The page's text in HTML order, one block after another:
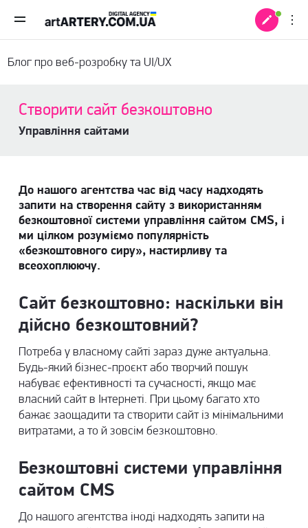
Блог про веб-розробку та UI/UX
Створити сайт безкоштовно
Управління сайтами
До нашого агентства час від часу надходять
запити на створення сайту з використанням
безкоштовної системи управління сайтом CMS, і
ми цілком розуміємо популярність
«безкоштовного сиру», настирливу та
всеохоплюючу.
Сайт безкоштовно: наскільки він
дійсно безкоштовний?
Потреба у власному сайті зараз дуже актуальна.
Будь-який бізнес-проєкт або творчий пошук
набуває ефективності та сучасності, якщо має
власний сайт в Інтернеті. При цьому багато хто
бажає заощадити та створити сайт із мінімальними
витратами, а то й зовсім безкоштовно.
Безкоштовні системи управління
сайтом CMS
До нашого агентства іноді надходять запити на